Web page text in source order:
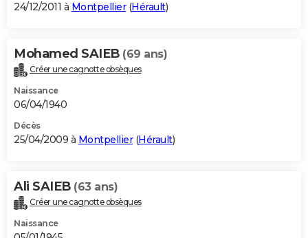
24/12/2011 à Montpellier(Hérault)
Mohamed SAIEB (69 ans)
Créer une cagnotte obsèques
Naissance
06/04/1940
Décès
25/04/2009 à Montpellier(Hérault)
Ali SAIEB (63 ans)
Créer une cagnotte obsèques
Naissance